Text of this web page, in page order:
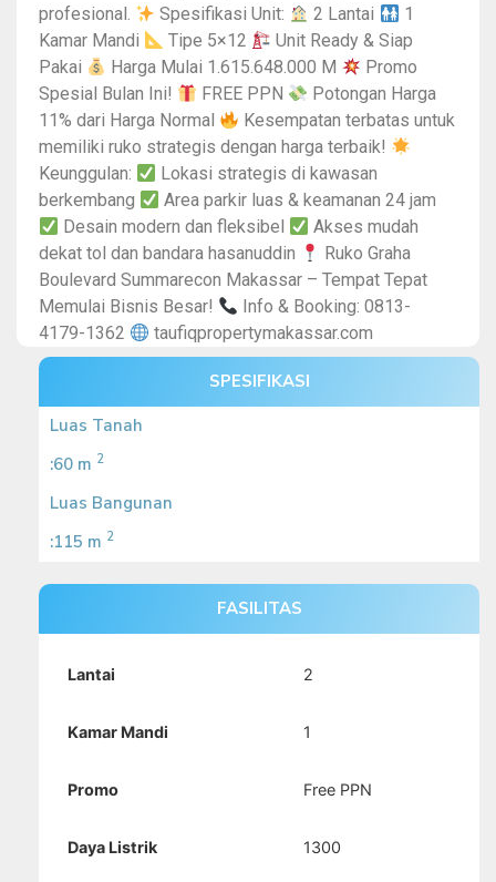
profesional.
Spesifikasi Unit: 2 Lantai
1
Kamar Mandi
Tipe 5×12
Unit Ready & Siap
Pakai
Harga Mulai 1.615.648.000 M
Promo
Spesial Bulan Ini!
FREE PPN
Potongan Harga
11% dari Harga Normal
Kesempatan terbatas untuk
memiliki ruko strategis dengan harga terbaik!
Keunggulan:
Lokasi strategis di kawasan
berkembang
Area parkir luas & keamanan 24 jam
Desain modern dan fleksibel
Akses mudah
dekat tol dan bandara hasanuddin
Ruko Graha
Boulevard Summarecon Makassar – Tempat Tepat
Memulai Bisnis Besar!
Info & Booking: 0813-
4179-1362
taufiqpropertymakassar.com
SPESIFIKASI
Luas Tanah
:60 m 2
Luas Bangunan
:115 m 2
FASILITAS
Lantai 2
Kamar Mandi 1
Promo Free PPN
Daya Listrik 1300